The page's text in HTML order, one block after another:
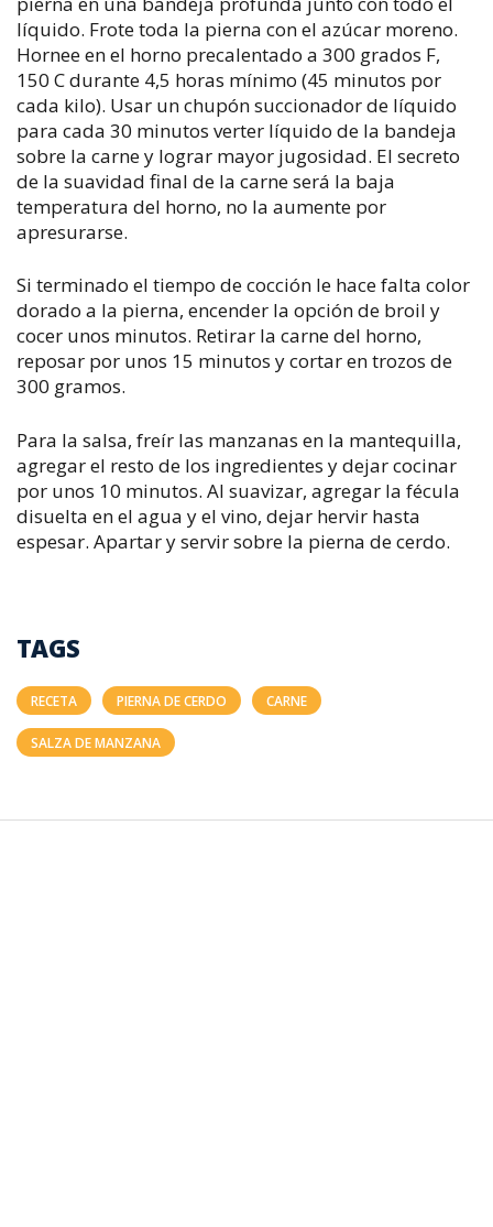
líquido. Frote toda la pierna con el azúcar moreno.
Hornee en el horno precalentado a 300 grados F,
150 C durante 4,5 horas mínimo (45 minutos por
cada kilo). Usar un chupón succionador de líquido
para cada 30 minutos verter líquido de la bandeja
sobre la carne y lograr mayor jugosidad. El secreto
de la suavidad final de la carne será la baja
temperatura del horno, no la aumente por
apresurarse.
Si terminado el tiempo de cocción le hace falta color
dorado a la pierna, encender la opción de broil y
cocer unos minutos. Retirar la carne del horno,
reposar por unos 15 minutos y cortar en trozos de
300 gramos.
Para la salsa, freír las manzanas en la mantequilla,
agregar el resto de los ingredientes y dejar cocinar
por unos 10 minutos. Al suavizar, agregar la fécula
disuelta en el agua y el vino, dejar hervir hasta
espesar. Apartar y servir sobre la pierna de cerdo.
TAGS
RECETA PIERNA DE CERDO CARNE
SALZA DE MANZANA